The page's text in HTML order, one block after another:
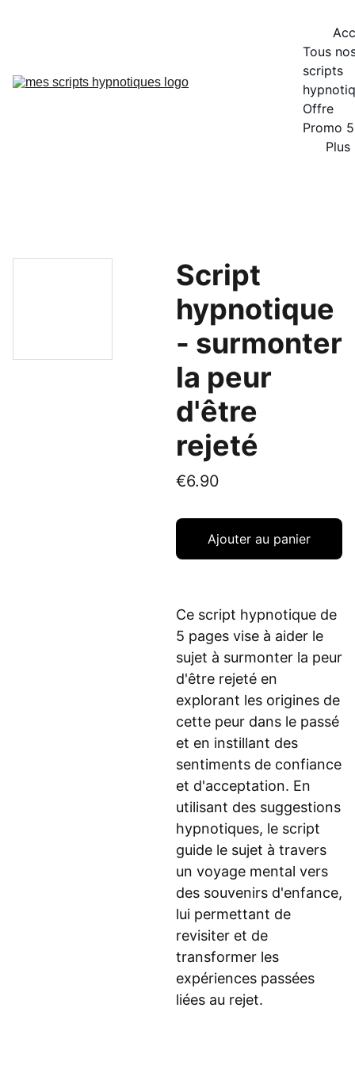
Tous
scripts
Offre
Promo
Plus
Script
hypnotique
- surmonter
la peur
d'être
rejeté
€6.90
Ajouter au panier
Ce script hypnotique de
5 pages vise à aider le
sujet à surmonter la peur
d'être rejeté en
explorant les origines de
cette peur dans le passé
et en instillant des
sentiments de confiance
et d'acceptation. En
utilisant des suggestions
hypnotiques, le script
guide le sujet à travers
un voyage mental vers
des souvenirs d'enfance,
lui permettant de
revisiter et de
transformer les
expériences passées
liées au rejet.